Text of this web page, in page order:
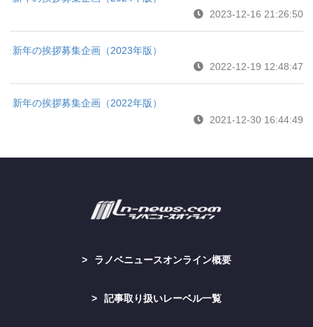
2023-12-16 21:26:50
新年の挨拶募集企画（2023年版）
2022-12-19 12:48:47
新年の挨拶募集企画（2022年版）
2021-12-30 16:44:49
ラノベニュースオンライン概要
記事取り扱いレーベル一覧